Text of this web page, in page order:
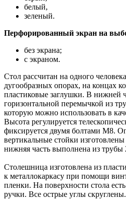
белый,
зеленый.
Перфорированный экран на
без экрана;
с экраном.
Стол рассчитан на одного
дугообразных опорах, на концах
пластиковые заглушки. В нижней
горизонтальной перемычкой из
которую можно использовать в
Высота регулируется
фиксируется двумя болтами М8.
вертикальные стойки
нижняя часть выполнена из трубы
Столешница изготовлена из
к металлокаркасу при помощи
пленки. На поверхности стола
ручки. Все острые углы скруглены.